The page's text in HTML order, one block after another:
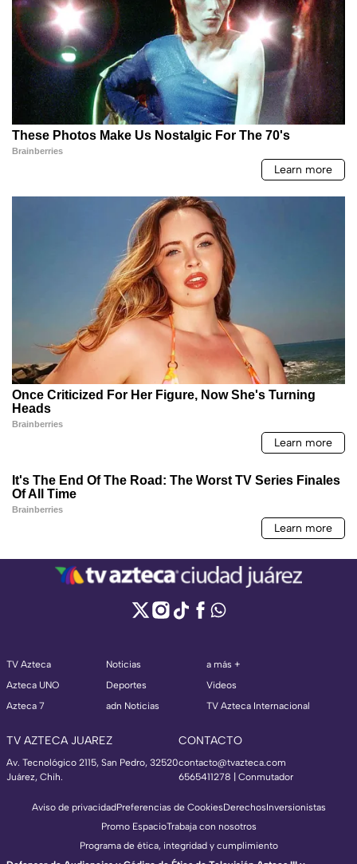
TV Azteca
Azteca UNO
Azteca 7
Noticias
Deportes
adn Noticias
a más +
Videos
TV Azteca Internacional
TV AZTECA JUAREZ
Av. Tecnológico 2115, San Pedro, 32520
Juárez, Chih.
CONTACTO
contacto@tvazteca.com
6565411278 | Conmutador
Aviso de privacidadPreferencias de CookiesDerechosInversionistas
Promo EspacioTrabaja con nosotros
Programa de ética, integridad y cumplimiento